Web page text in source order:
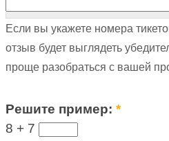
Если вы укажете номера
отзыв будет выглядеть
проще разобраться с вашей
Решите пример:*
8 + 7